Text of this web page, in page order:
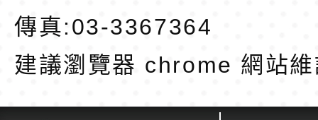
傳真:03-3367364
建議瀏覽器 chrome 網站